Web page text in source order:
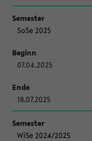
SoSe 2025
07.04.2025
18.07.2025
WiSe 2024/2025